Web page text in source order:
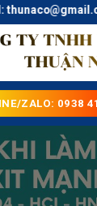
ZALO: 0938